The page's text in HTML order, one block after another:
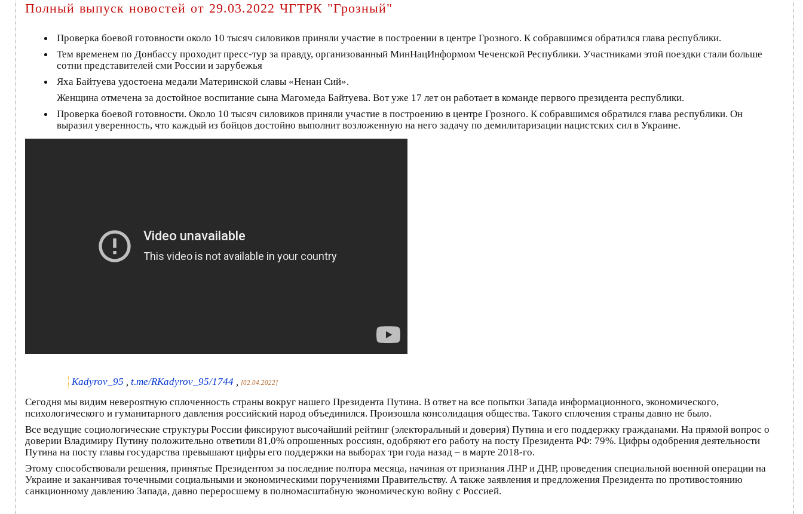
Полный выпуск новостей от 29.03.2022 ЧГТРК "Грозный"
Проверка боевой готовности около 10 тысяч силовиков приняли участие в построении в центре Грозного. К собравшимся обратился глава республики.
Тем временем по Донбассу проходит пресс-тур за правду, организованный МинНацИнформом Чеченской Республики. Участниками этой поездки стали больше
сотни представителей сми России и зарубежья
Яха Байтуева удостоена медали Материнской славы «Ненан Сий».
Женщина отмечена за достойное воспитание сына Магомеда Байтуева. Вот уже 17 лет он работает в команде первого президента республики.
Проверка боевой готовности. Около 10 тысяч силовиков приняли участие в построению в центре Грозного. К собравшимся обратился глава республики. Он
выразил уверенность, что каждый из бойцов достойно выполнит возложенную на него задачу по демилитаризации нацистских сил в Украине.
Kadyrov_95 t.me/RKadyrov_95/1744 [02.04.2022]
Сегодня мы видим невероятную сплоченность страны вокруг нашего Президента Путина. В ответ на все попытки Запада информационного, экономического,
психологического и гуманитарного давления российский народ объединился. Произошла консолидация общества. Такого сплочения страны давно не было.
Все ведущие социологические структуры России фиксируют высочайший рейтинг (электоральный и доверия) Путина и его поддержку гражданами. На прямой вопрос о
доверии Владимиру Путину положительно ответили 81,0% опрошенных россиян, одобряют его работу на посту Президента РФ: 79%. Цифры одобрения деятельности
Путина на посту главы государства превышают цифры его поддержки на выборах три года назад – в марте 2018-го.
Этому способствовали решения, принятые Президентом за последние полтора месяца, начиная от признания ЛНР и ДНР, проведения специальной военной операции на
Украине и заканчивая точечными социальными и экономическими поручениями Правительству. А также заявления и предложения Президента по противостоянию
санкционному давлению Запада, давно переросшему в полномасштабную экономическую войну с Россией.